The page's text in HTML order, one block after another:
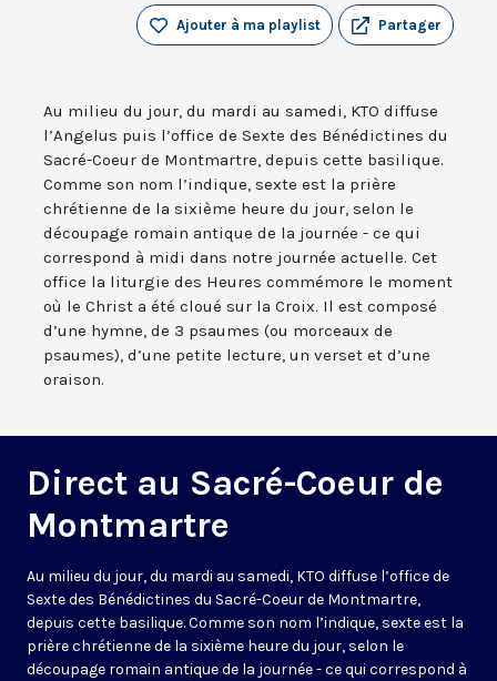
Partager
Ajouter à ma playlist
Au milieu du jour, du mardi au samedi, KTO diffuse
l’Angelus puis l’office de Sexte des Bénédictines du
Sacré-Coeur de Montmartre, depuis cette basilique.
Comme son nom l’indique, sexte est la prière
chrétienne de la sixième heure du jour, selon le
découpage romain antique de la journée - ce qui
correspond à midi dans notre journée actuelle. Cet
office la liturgie des Heures commémore le moment
où le Christ a été cloué sur la Croix. Il est composé
d’une hymne, de 3 psaumes (ou morceaux de
psaumes), d’une petite lecture, un verset et d’une
oraison.
Direct au Sacré-Coeur de
Montmartre
Au milieu du jour, du mardi au samedi, KTO diffuse l’office de
Sexte des Bénédictines du Sacré-Coeur de Montmartre,
depuis cette basilique. Comme son nom l’indique, sexte est la
prière chrétienne de la sixième heure du jour, selon le
découpage romain antique de la journée - ce qui correspond à